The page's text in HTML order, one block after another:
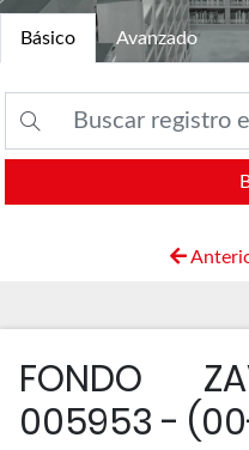
Básico Avanzado
FONDO
005953 -